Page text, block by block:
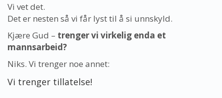
Vi vet det.
Det er nesten så vi får lyst til å si unnskyld.
Kjære Gud – trenger vi virkelig enda et
mannsarbeid?
Niks. Vi trenger noe annet:
Vi trenger tillatelse!